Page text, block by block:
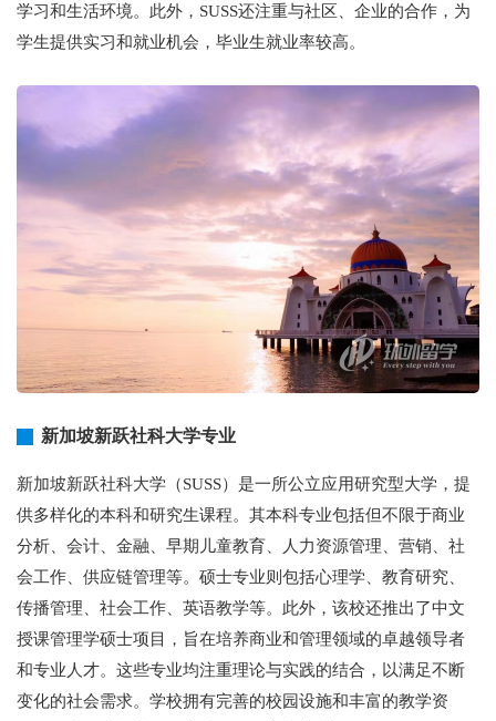
学习和生活环境。此外，SUSS还注重与社区、企业的合作，为
学生提供实习和就业机会，毕业生就业率较高。
新加坡新跃社科大学专业
新加坡新跃社科大学（SUSS）是一所公立应用研究型大学，提
供多样化的本科和研究生课程。其本科专业包括但不限于商业
分析、会计、金融、早期儿童教育、人力资源管理、营销、社
会工作、供应链管理等。硕士专业则包括心理学、教育研究、
传播管理、社会工作、英语教学等。此外，该校还推出了中文
授课管理学硕士项目，旨在培养商业和管理领域的卓越领导者
和专业人才。这些专业均注重理论与实践的结合，以满足不断
变化的社会需求。学校拥有完善的校园设施和丰富的教学资